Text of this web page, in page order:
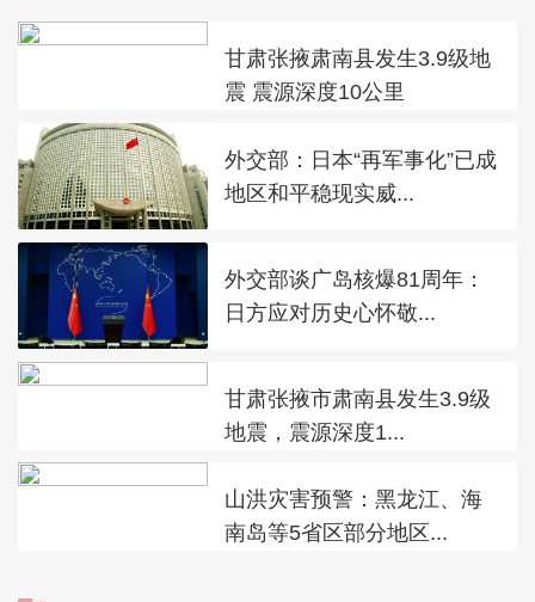
甘肃张掖肃南县发生3.9级地
震 震源深度10公里
外交部：日本“再军事化”已成
地区和平稳现实威...
外交部谈广岛核爆81周年：
日方应对历史心怀敬...
甘肃张掖市肃南县发生3.9级
地震，震源深度1...
山洪灾害预警：黑龙江、海
南岛等5省区部分地区...